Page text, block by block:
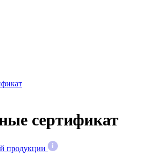
сертификат
продукции